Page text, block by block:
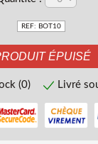
REF: BOT10
(0) Livré